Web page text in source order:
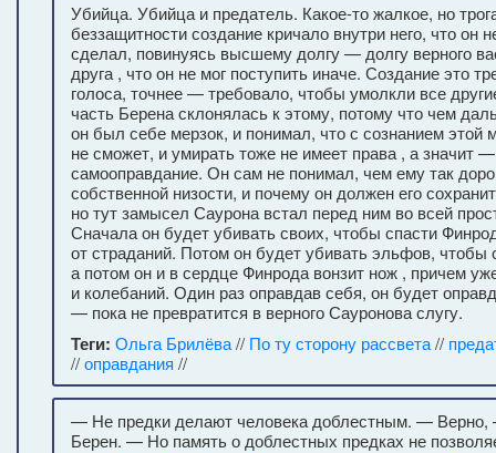
Убийца. Убийца и предатель. Какое-то жалкое, но
беззащитности создание кричало внутри него, что он
сделал, повинуясь высшему долгу — долгу верного
друга , что он не мог поступить иначе. Создание это
голоса, точнее — требовало, чтобы умолкли все
часть Берена склонялась к этому, потому что чем
он был себе мерзок, и понимал, что с сознанием этой
не сможет, и умирать тоже не имеет права , а значит
самооправдание. Он сам не понимал, чем ему так
собственной низости, и почему он должен его
но тут замысел Саурона встал перед ним во всей
Сначала он будет убивать своих, чтобы спасти
от страданий. Потом он будет убивать эльфов, чтобы
а потом он и в сердце Финрода вонзит нож , причем
и колебаний. Один раз оправдав себя, он будет
— пока не превратится в верного Сауронова слугу.
Теги: Ольга Брилёва// По ту сторону рассвета//
//оправдания //
— Не предки делают человека доблестным. — Верно,
Берен. — Но память о доблестных предках не